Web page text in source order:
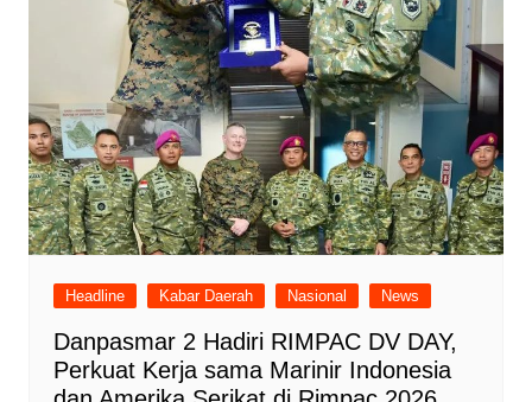
Headline Kabar Daerah Nasional News
Danpasmar 2 Hadiri RIMPAC DV DAY,
Perkuat Kerja sama Marinir Indonesia